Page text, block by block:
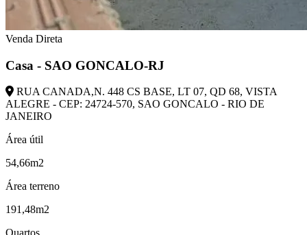
Venda Direta
Casa - SAO GONCALO-RJ
RUA CANADA,N. 448 CS BASE, LT 07, QD 68, VISTA
ALEGRE - CEP: 24724-570, SAO GONCALO - RIO DE
JANEIRO
Área útil
54,66m2
Área terreno
191,48m2